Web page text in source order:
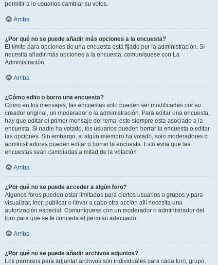
permitir a lo usuarios cambiar su votos.
Arriba
¿Por qué no se puede añadir más opciones a la encuesta?
El límite para opciones de una encuesta está fijado por la administración. Si
necesita añadir más opciones a la encuesta, comuníquese con La
Administración.
Arriba
¿Cómo edito o borro una encuesta?
Como en los mensajes, las encuestas solo pueden ser modificadas por su
creador original, un moderador o la administración. Para editar una encuesta,
hay que editar el primer mensaje del tema; este siempre esta asociado a la
encuesta. Si nadie ha votado, los usuarios pueden borrar la encuesta o editar
las opciones. Sin embargo, si algún miembro ha votado, solo moderadores o
administradores pueden editar o borrar la encuesta. Esto evita que las
encuestas sean cambiadas a mitad de la votación.
Arriba
¿Por qué no se puede acceder a algún foro?
Algunos foros pueden estar limitados para ciertos usuarios o grupos y para
visualizar, leer, publicar o llevar a cabo otra acción allí necesita una
autorización especial. Comuníquese con un moderador o administrador del
foro para que se le conceda el permiso adecuado.
Arriba
¿Por qué no se puede añadir archivos adjuntos?
Los permisos para adjuntar archivos son individuales para cada foro, grupo,